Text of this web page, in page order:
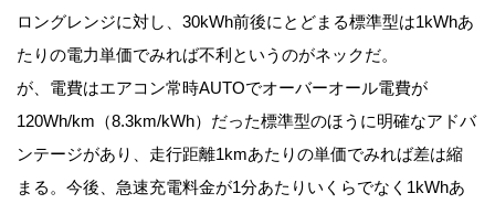
ロングレンジに対し、30kWh前後にとどまる標準型は1kWhあ
たりの電力単価でみれば不利というのがネックだ。
が、電費はエアコン常時AUTOでオーバーオール電費が
120Wh/km（8.3km/kWh）だった標準型のほうに明確なアドバ
ンテージがあり、走行距離1kmあたりの単価でみれば差は縮
まる。今後、急速充電料金が1分あたりいくらでなく1kWhあ